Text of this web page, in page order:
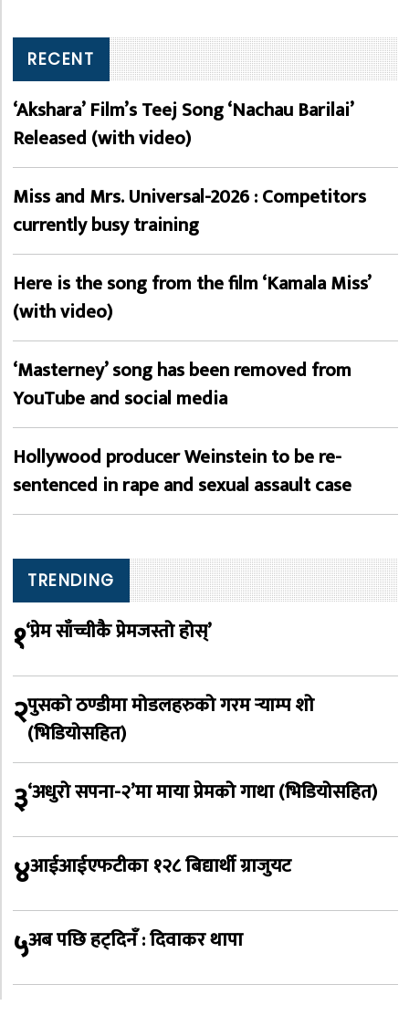
RECENT
‘Akshara’ Film’s Teej Song ‘Nachau Barilai’
Released (with video)
Miss and Mrs. Universal-2026 : Competitors
currently busy training
Here is the song from the film ‘Kamala Miss’
(with video)
‘Masterney’ song has been removed from
YouTube and social media
Hollywood producer Weinstein to be re-
sentenced in rape and sexual assault case
TRENDING
१‘प्रेम साँच्चीकै प्रेमजस्तो होस्’
२पुसको ठण्डीमा मोडलहरुको गरम र्‍याम्प शो
(भिडियोसहित)
३‘अधुरो सपना-२’मा माया प्रेमको गाथा (भिडियोसहित)
४आईआईएफटीका १२८ बिद्यार्थी ग्राजुयट
५अब पछि हट्दिनँ : दिवाकर थापा